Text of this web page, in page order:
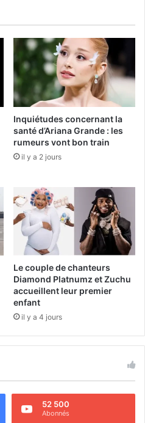
Inquiétudes concernant la
santé d’Ariana Grande : les
rumeurs vont bon train
il y a 2 jours
Le couple de chanteurs
Diamond Platnumz et Zuchu
accueillent leur premier
enfant
il y a 4 jours
52 500
Abonnés